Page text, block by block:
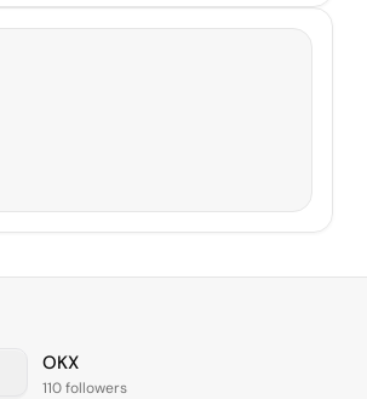
OKX
110 followers